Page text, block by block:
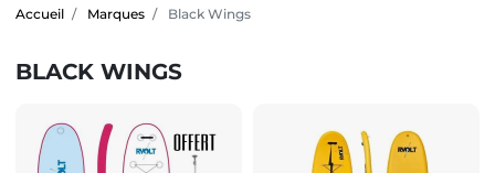
Accueil Marques Black Wings
BLACK WINGS